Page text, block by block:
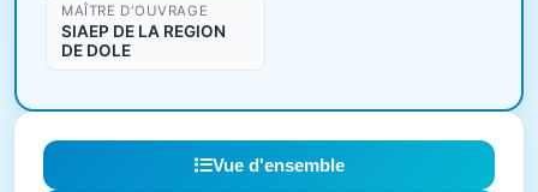
MAÎTRE D'OUVRAGE
SIAEP DE LA REGION
DE DOLE
Vue d'ensemble